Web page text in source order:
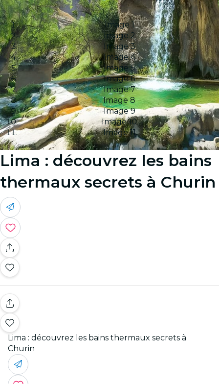
Image 1
Image 2
Image 3
Image 4
Image 5
Image 6
Image 7
Image 8
Image 9
Image 10
Image 11
Lima : découvrez les bains
thermaux secrets à Churin
Lima : découvrez les bains thermaux secrets à
Churin